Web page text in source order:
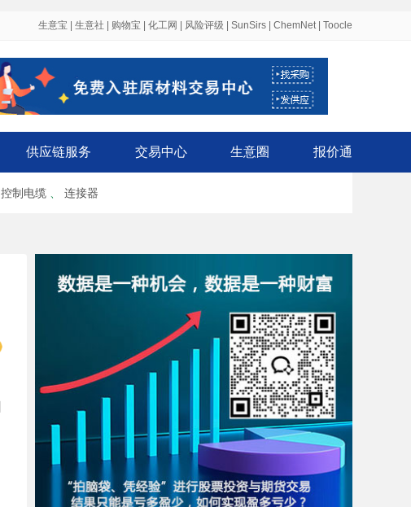
生意宝 生意社 购物宝 化工网 风险评级 SunSirs ChemNet| Toocle
供应链服务 交易中心 生意圈 报价通
控制电缆 连接器